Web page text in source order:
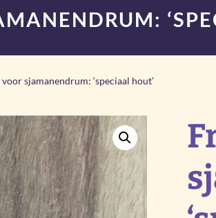
sjamanendrum: ‘speciaal hout’